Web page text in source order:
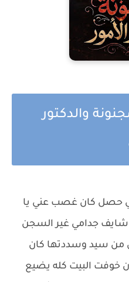
والدكتور
حصل كان غصب عني يا
شايف جدامي غير السجن
من سيد وسددتها كان
خوفت البيت كله يضيع